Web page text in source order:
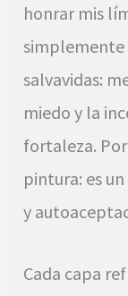
honrar mis
simplemente
salvavidas:
miedo y la
fortaleza.
pintura: es
y
Cada capa